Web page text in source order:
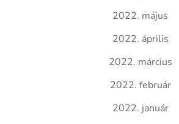
2022. május
2022. április
2022. március
2022. február
2022. január